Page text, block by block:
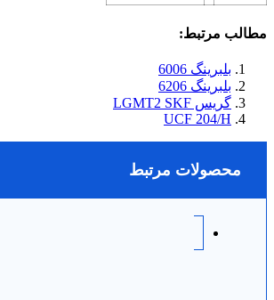
مطالب مرتبط:
بلبرینگ 6006
بلبرینگ 6206
گریس LGMT2 SKF
UCF 204/H
محصولات مرتبط